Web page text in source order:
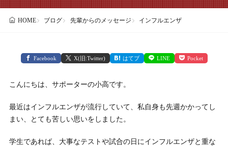
HOME ブログ 先輩からのメッセージ インフルエンザ
Facebook X(旧:Twitter) はてブ LINE Pocket
こんにちは、サポーターの小高です。
最近はインフルエンザが流行していて、私自身も先週かかってし
まい、とても苦しい思いをしました。
学生であれば、大事なテストや試合の日にインフルエンザと重な